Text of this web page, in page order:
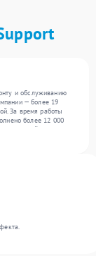
и обслуживанию
— более 19
За время работы
более 12 000
включая , ,
уровень сервиса